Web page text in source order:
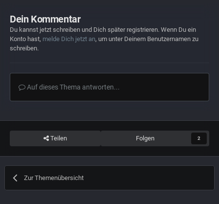
Dein Kommentar
Du kannst jetzt schreiben und Dich später registrieren. Wenn Du ein
Konto hast, melde Dich jetzt an, um unter Deinem Benutzernamen zu
schreiben.
Auf dieses Thema antworten...
Teilen Folgen 2
Zur Themenübersicht